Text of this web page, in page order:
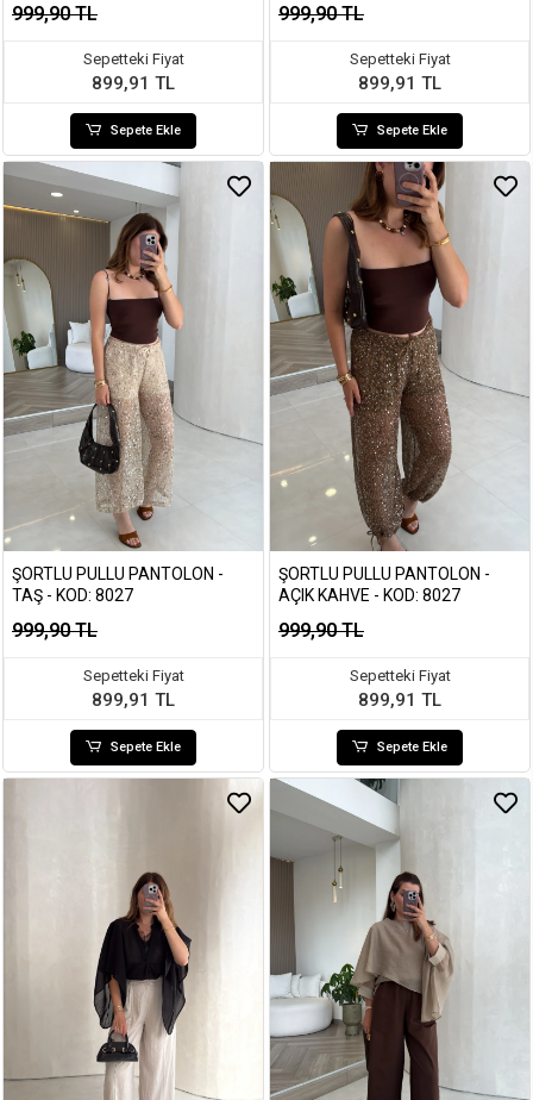
999,90 TL
Sepetteki Fiyat
899,91 TL
Sepete Ekle
999,90 TL
Sepetteki Fiyat
899,91 TL
Sepete Ekle
ŞORTLU PULLU PANTOLON -
TAŞ - KOD: 8027
999,90 TL
Sepetteki Fiyat
899,91 TL
Sepete Ekle
ŞORTLU PULLU PANTOLON -
AÇIK KAHVE - KOD: 8027
999,90 TL
Sepetteki Fiyat
899,91 TL
Sepete Ekle